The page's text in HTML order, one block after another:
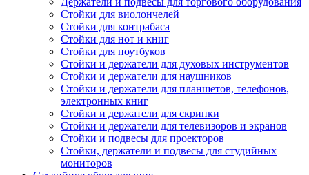
Стойки для виолончелей
Стойки для контрабаса
Стойки для нот и книг
Стойки для ноутбуков
Стойки и держатели для духовых инструментов
Стойки и держатели для наушников
Стойки и держатели для планшетов, телефонов,
электронных книг
Стойки и держатели для скрипки
Стойки и держатели для телевизоров и экранов
Стойки и подвесы для проекторов
Стойки, держатели и подвесы для студийных
мониторов